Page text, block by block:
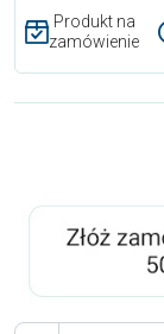
Produkt na
zamówienie